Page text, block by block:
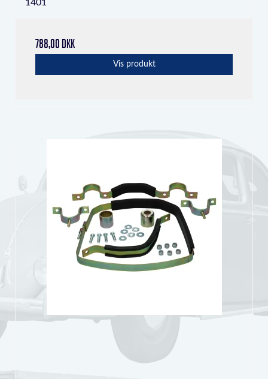
1401
788,00 DKK
Vis produkt